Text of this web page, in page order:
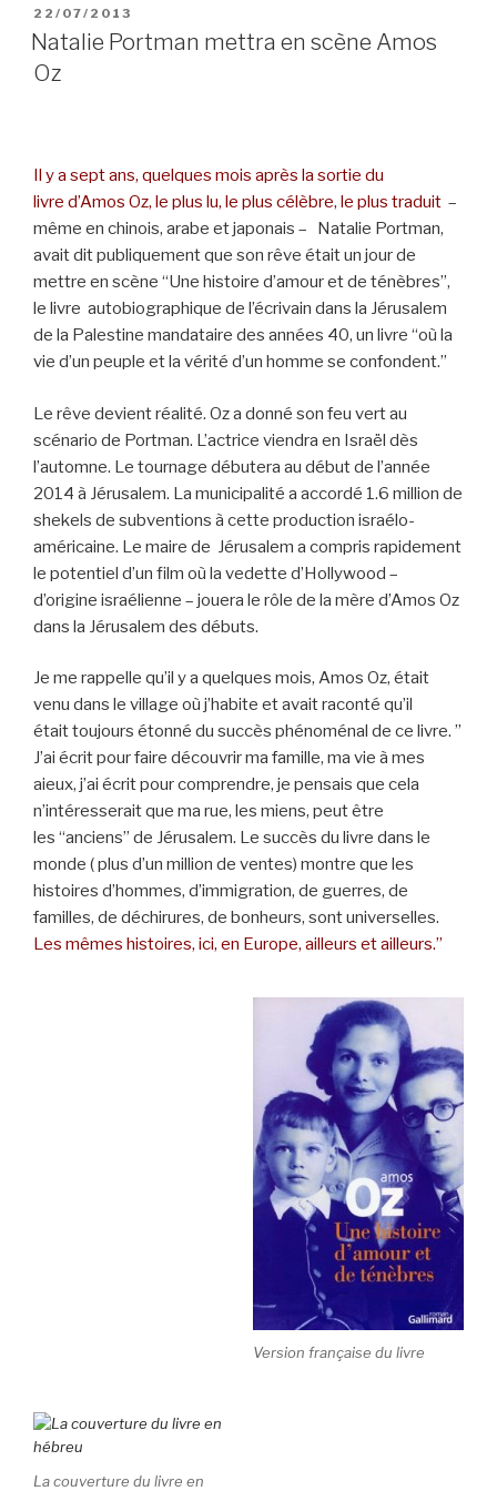
POSTED
ON
22/07/2013
Natalie Portman mettra en scène Amos
Oz
Il y a sept ans, quelques mois après la sortie du
livre d’Amos Oz, le plus lu, le plus célèbre, le plus traduit –
même en chinois, arabe et japonais – Natalie Portman,
avait dit publiquement que son rêve était un jour de
mettre en scène “Une histoire d’amour et de ténèbres”,
le livre autobiographique de l’écrivain dans la Jérusalem
de la Palestine mandataire des années 40, un livre “où la
vie d’un peuple et la vérité d’un homme se confondent.”
Le rêve devient réalité. Oz a donné son feu vert au
scénario de Portman. L’actrice viendra en Israël dès
l’automne. Le tournage débutera au début de l’année
2014 à Jérusalem. La municipalité a accordé 1.6 million de
shekels de subventions à cette production israélo-
américaine. Le maire de Jérusalem a compris rapidement
le potentiel d’un film où la vedette d’Hollywood –
d’origine israélienne – jouera le rôle de la mère d’Amos Oz
dans la Jérusalem des débuts.
Je me rappelle qu’il y a quelques mois, Amos Oz, était
venu dans le village où j’habite et avait raconté qu’il
était toujours étonné du succès phénoménal de ce livre. ”
J’ai écrit pour faire découvrir ma famille, ma vie à mes
aieux, j’ai écrit pour comprendre, je pensais que cela
n’intéresserait que ma rue, les miens, peut être
les “anciens” de Jérusalem. Le succès du livre dans le
monde ( plus d’un million de ventes) montre que les
histoires d’hommes, d’immigration, de guerres, de
familles, de déchirures, de bonheurs, sont universelles.
Les mêmes histoires, ici, en Europe, ailleurs et ailleurs.”
Version française du livre
La couverture du livre en